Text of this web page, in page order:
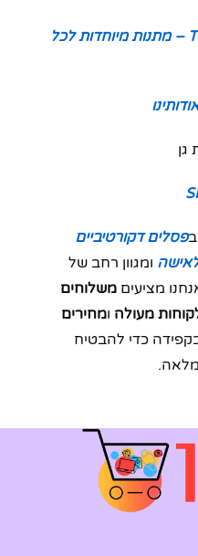
TENGIFT – מתנות מיוחדות לכל
פסלים דקורטיביים
ומגוון רחב של
מציעים משלוחים
מעולה ומחירים
כדי להבטיח
מלאה.